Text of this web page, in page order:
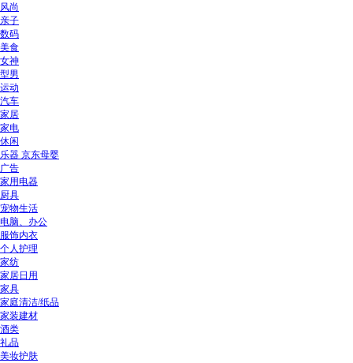
风尚
亲子
数码
美食
女神
型男
运动
汽车
家居
家电
休闲
乐器 京东母婴
广告
家用电器
厨具
宠物生活
电脑、办公
服饰内衣
个人护理
家纺
家居日用
家具
家庭清洁/纸品
家装建材
酒类
礼品
美妆护肤